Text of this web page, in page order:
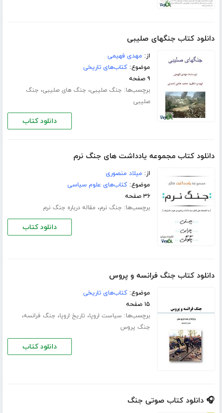
دانلود کتاب جنگهای صلیبی
از: مهدی فهیمی
موضوع:کتاب‌های تاریخی
۹ صفحه
برچسب‌ها: جنگ صلیبی، جنگ های صلیبی، جنگ
صلیبی
دانلود کتاب
دانلود کتاب مجموعه یادداشت های جنگ نرم
از: میلاد منصوری
موضوع:کتاب‌های علوم سیاسی
۳۶ صفحه
برچسب‌ها: جنگ نرم، مقاله درباره جنگ نرم
دانلود کتاب
دانلود کتاب جنگ فرانسه و پروس
موضوع:کتاب‌های تاریخی
۱۵ صفحه
برچسب‌ها: سیاست اروپا، تاریخ اروپا، جنگ فرانسه،
جنگ پروس
دانلود کتاب
🎧 دانلود کتاب صوتی جنگ